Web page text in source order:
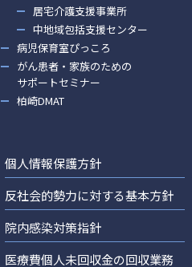
居宅介護支援事業所
中地域包括支援センター
病児保育室ぴっころ
がん患者・家族のための
サポートセミナー
柏崎DMAT
個人情報保護方針
反社会的勢力に対する基本方針
院内感染対策指針
医療費個人未回収金の回収業務